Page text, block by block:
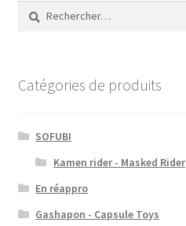
Rechercher :
Catégories de produits
SOFUBI
Kamen rider - Masked Rider
En réappro
Gashapon - Capsule Toys